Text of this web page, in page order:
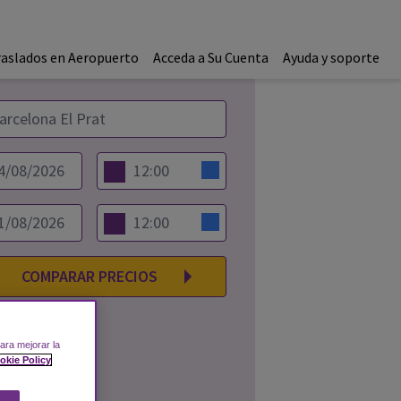
en Aeropuerto Acceda a Su Cuenta Ayuda y soporte
COMPARAR PRECIOS
mejorar la
Policy